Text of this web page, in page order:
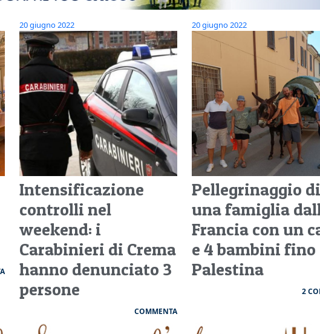
20 giugno 2022
Intensificazione
controlli nel
weekend: i
Carabinieri di Crema
hanno denunciato 3
persone
COMMENTA
20 giugno 2022
Pellegrinaggio di
una famiglia
Francia con un
e 4 bambini fino
Palestina
2